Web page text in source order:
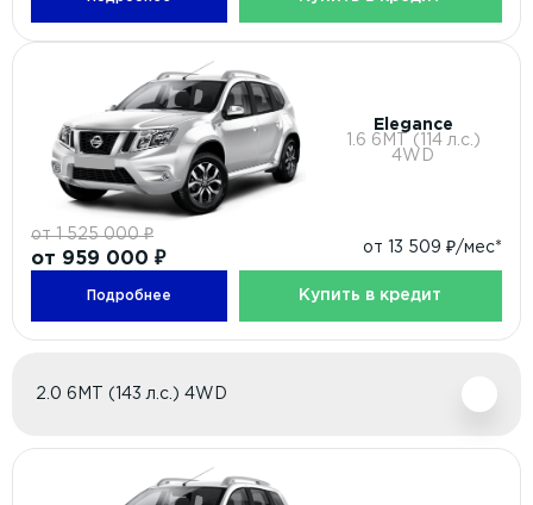
Elegance
1.6 6МТ (114 л.с.)
4WD
от 1 525 000 ₽
от 959 000 ₽
от 13 509 ₽/мес*
Подробнее Купить в кредит
2.0 6МТ (143 л.с.) 4WD